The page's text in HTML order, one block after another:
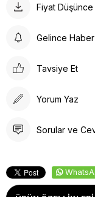
Fiyat
Gelince
Tavsiye Et
Yorum Yaz
Sorular ve